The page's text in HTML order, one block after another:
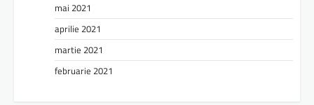
mai 2021
aprilie 2021
martie 2021
februarie 2021